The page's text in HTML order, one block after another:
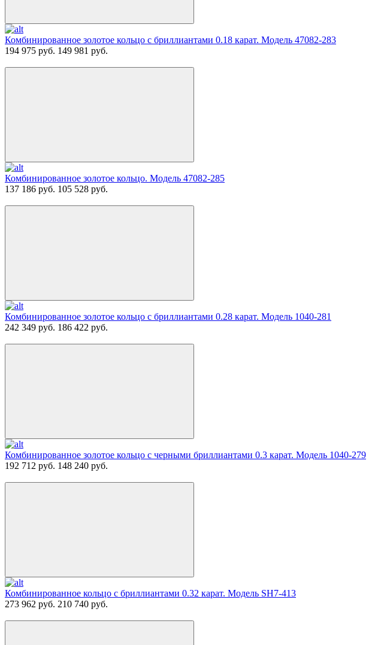
Комбинированное золотое кольцо с бриллиантами 0.18 карат. Модель 47082-283
194 975 руб. 149 981 руб.
Комбинированное золотое кольцо. Модель 47082-285
137 186 руб. 105 528 руб.
Комбинированное золотое кольцо с бриллиантами 0.28 карат. Модель 1040-281
242 349 руб. 186 422 руб.
Комбинированное золотое кольцо с черными бриллиантами 0.3 карат. Модель 1040-279
192 712 руб. 148 240 руб.
Комбинированное кольцо с бриллиантами 0.32 карат. Модель SH7-413
273 962 руб. 210 740 руб.